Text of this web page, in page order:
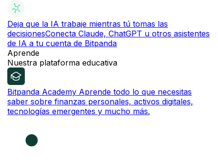
Deja que la IA trabaje mientras tú tomas las
decisionesConecta Claude, ChatGPT u otros asistentes
de IA a tu cuenta de Bitpanda
Aprende
Nuestra plataforma educativa
Bitpanda Academy Aprende todo lo que necesitas
saber sobre finanzas personales, activos digitales,
tecnologías emergentes y mucho más.